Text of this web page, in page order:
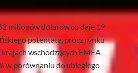
milionów dolarów co daje 19
potentata, prócz rynku
wschodzących EMEA
w porównaniu do ubiegłego